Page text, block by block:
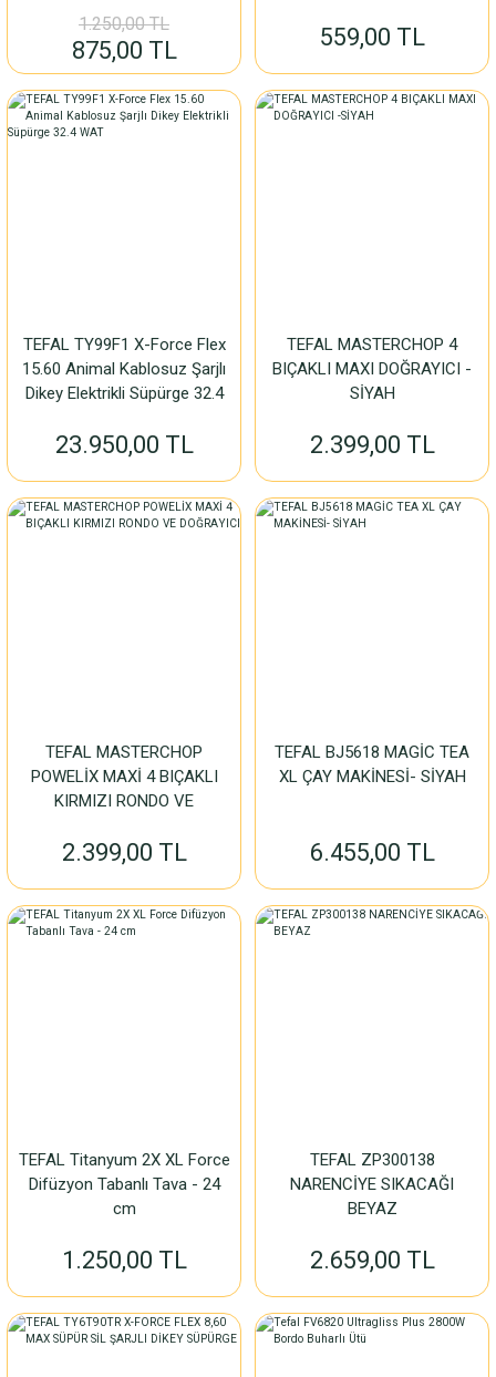
1.250,00 TL
875,00 TL 559,00 TL
TEFAL TY99F1 X-Force Flex
15.60 Animal Kablosuz Şarjlı
Dikey Elektrikli Süpürge 32.4
23.950,00 TL
TEFAL MASTERCHOP 4
BIÇAKLI MAXI DOĞRAYICI -
SİYAH
2.399,00 TL
TEFAL MASTERCHOP
POWELİX MAXİ 4 BIÇAKLI
KIRMIZI RONDO VE
2.399,00 TL
TEFAL BJ5618 MAGİC TEA
XL ÇAY MAKİNESİ- SİYAH
6.455,00 TL
TEFAL Titanyum 2X XL Force
Difüzyon Tabanlı Tava - 24
cm
1.250,00 TL
TEFAL ZP300138
NARENCİYE SIKACAĞI
BEYAZ
2.659,00 TL